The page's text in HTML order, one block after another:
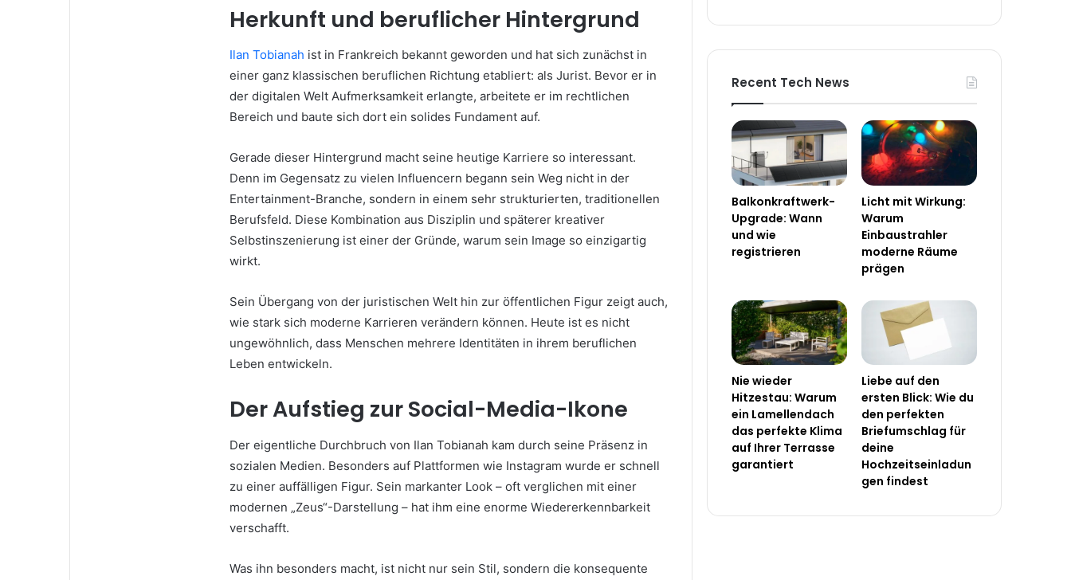
Herkunft und beruflicher Hintergrund
Ilan Tobianah ist in Frankreich bekannt geworden und hat sich zunächst in
einer ganz klassischen beruflichen Richtung etabliert: als Jurist. Bevor er in
der digitalen Welt Aufmerksamkeit erlangte, arbeitete er im rechtlichen
Bereich und baute sich dort ein solides Fundament auf.
Gerade dieser Hintergrund macht seine heutige Karriere so interessant.
Denn im Gegensatz zu vielen Influencern begann sein Weg nicht in der
Entertainment-Branche, sondern in einem sehr strukturierten, traditionellen
Berufsfeld. Diese Kombination aus Disziplin und späterer kreativer
Selbstinszenierung ist einer der Gründe, warum sein Image so einzigartig
wirkt.
Sein Übergang von der juristischen Welt hin zur öffentlichen Figur zeigt auch,
wie stark sich moderne Karrieren verändern können. Heute ist es nicht
ungewöhnlich, dass Menschen mehrere Identitäten in ihrem beruflichen
Leben entwickeln.
Der Aufstieg zur Social-Media-Ikone
Der eigentliche Durchbruch von Ilan Tobianah kam durch seine Präsenz in
sozialen Medien. Besonders auf Plattformen wie Instagram wurde er schnell
zu einer auffälligen Figur. Sein markanter Look – oft verglichen mit einer
modernen „Zeus“-Darstellung – hat ihm eine enorme Wiedererkennbarkeit
verschafft.
Was ihn besonders macht, ist nicht nur sein Stil, sondern die konsequente
Recent Tech News
Balkonkraftwerk-
Upgrade: Wann
und wie
registrieren
Licht mit Wirkung:
Warum
Einbaustrahler
moderne Räume
prägen
Nie wieder
Hitzestau: Warum
ein Lamellendach
das perfekte Klima
auf Ihrer Terrasse
garantiert
Liebe auf den
ersten Blick: Wie du
den perfekten
Briefumschlag für
deine
Hochzeitseinladun
gen findest